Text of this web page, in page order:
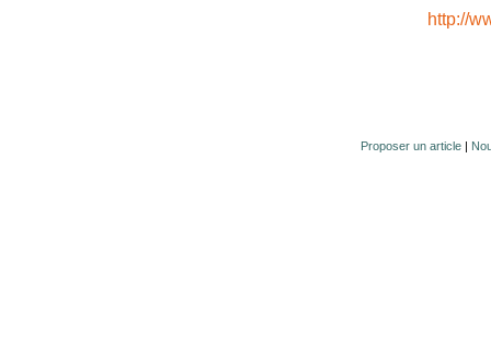
http://
Proposer un article |